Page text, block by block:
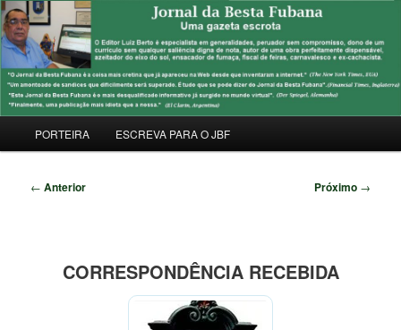
Pular
para
o
conteúdo
principalJORNAL DA BESTA FUBANA
Uma Gazeta Escrota
principal
PORTEIRA ESCREVA PARA O JBF
Navegação
← Anterior Próximo →
CORRESPONDÊNCIA RECEBIDA